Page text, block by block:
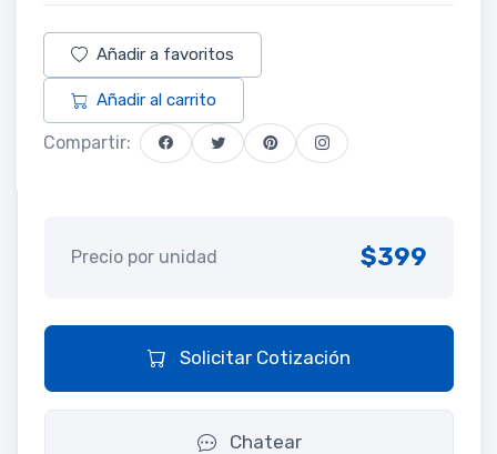
Añadir a favoritos
Añadir al carrito
Compartir:
Precio por unidad $399
Solicitar Cotización
Chatear